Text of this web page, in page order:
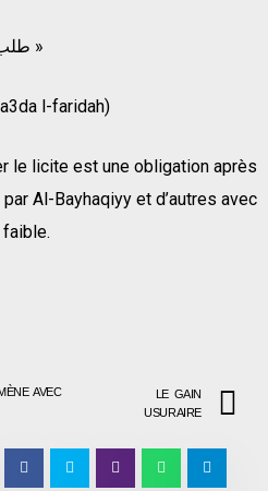
« طلب الحلال فريضة بعد الفريضة »
l-faridah)
le licite est une obligation après
Al-Bayhaqiyy et d’autres avec
AVEC
LE GAIN
USURAIRE